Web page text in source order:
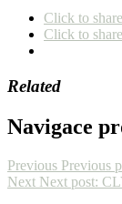
Click to
Click to
Related
Navigace
Previous Previous
Next Next post: